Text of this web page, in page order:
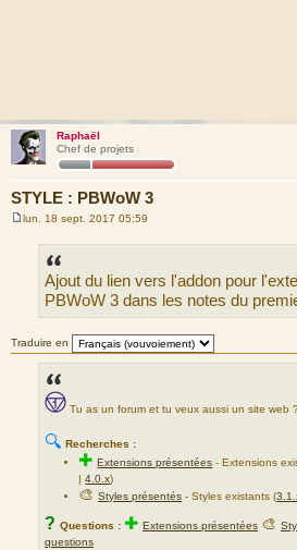
Raphaël
Chef de projets
STYLE : PBWoW 3
lun. 18 sept. 2017 05:59
Ajout du lien vers l'addon pour
PBWoW 3 dans les notes du
Traduire en
Tu as un forum et tu veux aussi un site web ?
🔍 Recherches :
✚Extensions présentées -Extensions
|4.0.x)
🎨Styles présentés - Styles existants (
? Questions : ✚ Extensions présentées 🎨
questions